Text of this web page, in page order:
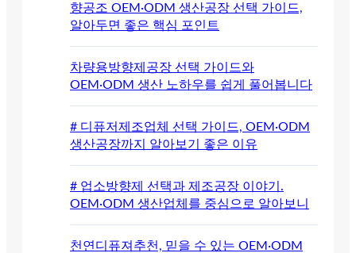
향공조 OEM·ODM 생산공장 선택 가이드,
알아두면 좋은 핵심 포인트
차량용방향제공장 선택 가이드와
OEM·ODM 생산 노하우를 쉽게 풀어봅니다
# 디퓨저제조업체 선택 가이드, OEM·ODM
생산공장까지 알아보기 좋은 이유
# 업소방향제 선택과 제조공장 이야기.
OEM·ODM 생산업체를 중심으로 알아보니
천연디퓨져추천, 믿을 수 있는 OEM·ODM